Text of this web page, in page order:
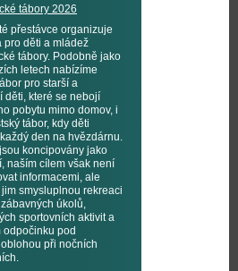
tábory 2026
přestávce organizuje
pro děti a mládež
tábory. Podobně jako
letech nabízíme
pro starší a
děti, které se nebojí
pobytu mimo domov, i
tábor, kdy děti
den na hvězdárnu.
koncipovány jako
naším cílem však není
informacemi, ale
smysluplnou rekreaci
úkolů,
sportovních aktivit a
odpočinku pod
při nočních